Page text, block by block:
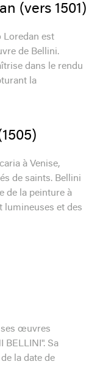
(vers 1501)
Loredan est
de Bellini.
dans le rendu
la
à Venise,
de saints. Bellini
de la peinture à
lumineuses et des
ses œuvres
BELLINI". Sa
la date de